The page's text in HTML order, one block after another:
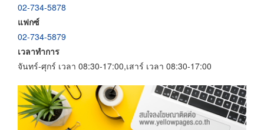
02-734-5878
แฟกซ์
02-734-5879
เวลาทำการ
จันทร์-ศุกร์ เวลา 08:30-17:00,เสาร์ เวลา 08:30-17:00